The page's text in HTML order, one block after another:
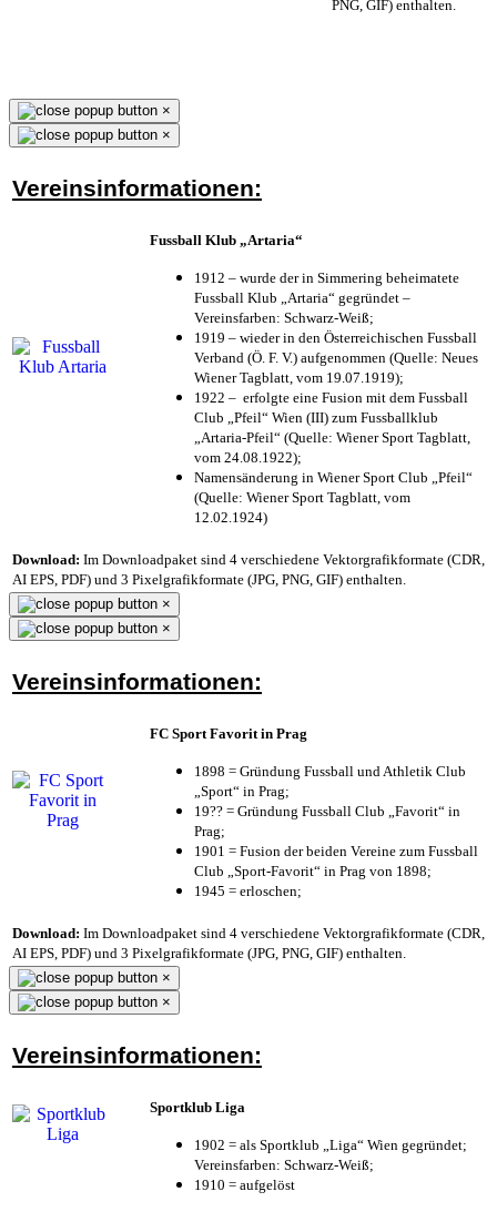
PNG, GIF) enthalten.
×
×
Vereinsinformationen:
Fussball Klub „Artaria“
1912 – wurde der in Simmering beheimatete
Fussball Klub „Artaria“ gegründet –
Vereinsfarben: Schwarz-Weiß;
1919 – wieder in den Österreichischen Fussball
Verband (Ö. F. V.) aufgenommen (Quelle: Neues
Wiener Tagblatt, vom 19.07.1919);
1922 – erfolgte eine Fusion mit dem Fussball
Club „Pfeil“ Wien (III) zum Fussballklub
„Artaria-Pfeil“ (Quelle: Wiener Sport Tagblatt,
vom 24.08.1922);
Namensänderung in Wiener Sport Club „Pfeil“
(Quelle: Wiener Sport Tagblatt, vom
12.02.1924)
Download: Im Downloadpaket sind 4 verschiedene Vektorgrafikformate (CDR,
AI EPS, PDF) und 3 Pixelgrafikformate (JPG, PNG, GIF) enthalten.
×
×
Vereinsinformationen:
FC Sport Favorit in Prag
1898 = Gründung Fussball und Athletik Club
„Sport“ in Prag;
19?? = Gründung Fussball Club „Favorit“ in
Prag;
1901 = Fusion der beiden Vereine zum Fussball
Club „Sport-Favorit“ in Prag von 1898;
1945 = erloschen;
Download: Im Downloadpaket sind 4 verschiedene Vektorgrafikformate (CDR,
AI EPS, PDF) und 3 Pixelgrafikformate (JPG, PNG, GIF) enthalten.
×
×
Vereinsinformationen:
Sportklub Liga
1902 = als Sportklub „Liga“ Wien gegründet;
Vereinsfarben: Schwarz-Weiß;
1910 = aufgelöst